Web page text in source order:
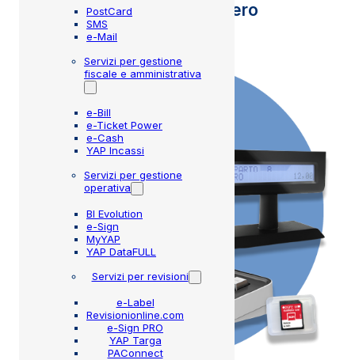
PostCard
SMS
e-Mail
Servizi per gestione
fiscale e amministrativa
e-Bill
e-Ticket Power
e-Cash
YAP Incassi
Servizi per gestione
operativa
BI Evolution
e-Sign
MyYAP
YAP DataFULL
Servizi per revisioni
e-Label
Revisionionline.com
e-Sign PRO
YAP Targa
PAConnect
completo controllo sull’intero
processo.